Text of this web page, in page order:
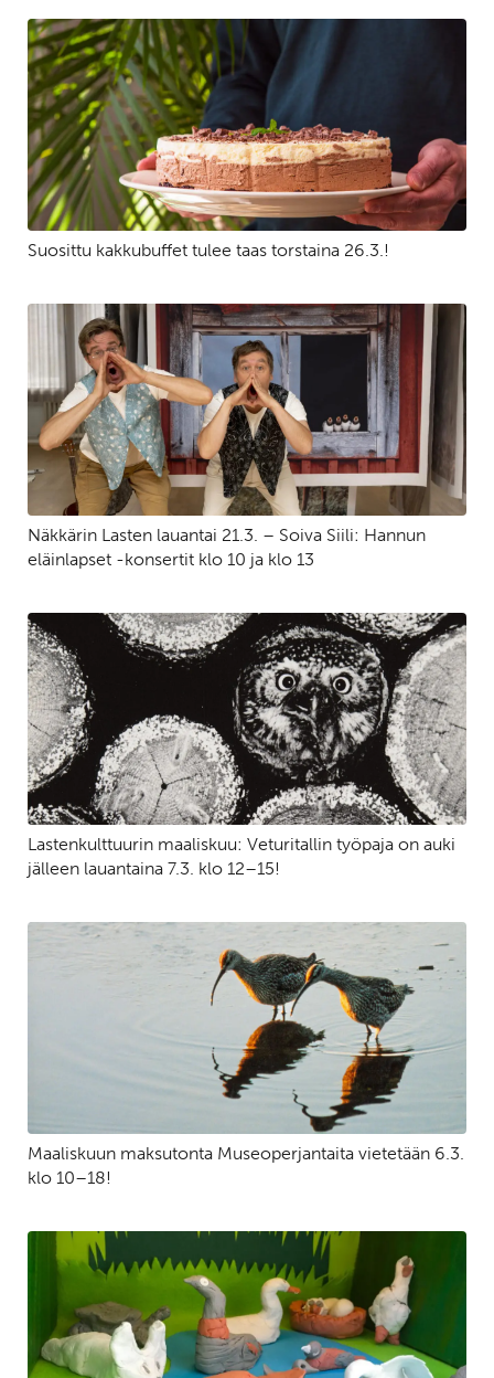
Suosittu kakkubuffet tulee taas torstaina 26.3.!
Näkkärin Lasten lauantai 21.3. – Soiva Siili: Hannun
eläinlapset -konsertit klo 10 ja klo 13
Lastenkulttuurin maaliskuu: Veturitallin työpaja on auki
jälleen lauantaina 7.3. klo 12–15!
Maaliskuun maksutonta Museoperjantaita vietetään 6.3.
klo 10–18!